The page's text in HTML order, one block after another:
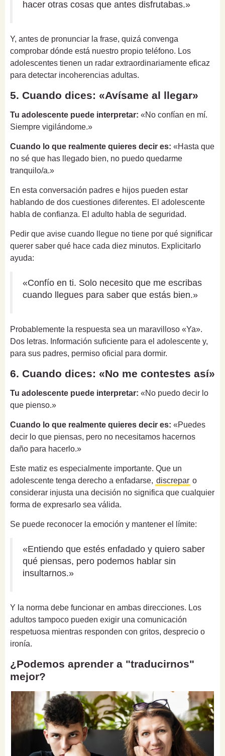
hacer otras cosas que antes disfrutabas.»
Y, antes de pronunciar la frase, quizá convenga
comprobar dónde está nuestro propio teléfono. Los
adolescentes tienen un radar extraordinariamente eficaz
para detectar incoherencias adultas.
5. Cuando dices: «Avísame al llegar»
Tu adolescente puede interpretar: «No confían en mí.
Siempre vigilándome.»
Cuando lo que realmente quieres decir es: «Hasta que
no sé que has llegado bien, no puedo quedarme
tranquilo/a.»
En esta conversación padres e hijos pueden estar
hablando de dos cuestiones diferentes. El adolescente
habla de confianza. El adulto habla de seguridad.
Pedir que avise cuando llegue no tiene por qué significar
querer saber qué hace cada diez minutos. Explicitarlo
ayuda:
«Confío en ti. Solo necesito que me escribas
cuando llegues para saber que estás bien.»
Probablemente la respuesta sea un maravilloso «Ya».
Dos letras. Información suficiente para el adolescente y,
para sus padres, permiso oficial para dormir.
6. Cuando dices: «No me contestes así»
Tu adolescente puede interpretar: «No puedo decir lo
que pienso.»
Cuando lo que realmente quieres decir es: «Puedes
decir lo que piensas, pero no necesitamos hacernos
daño para hacerlo.»
Este matiz es especialmente importante. Que un
adolescente tenga derecho a enfadarse, discrepar o
considerar injusta una decisión no significa que cualquier
forma de expresarlo sea válida.
Se puede reconocer la emoción y mantener el límite:
«Entiendo que estés enfadado y quiero saber
qué piensas, pero podemos hablar sin
insultarnos.»
Y la norma debe funcionar en ambas direcciones. Los
adultos tampoco pueden exigir una comunicación
respetuosa mientras responden con gritos, desprecio o
ironía.
¿Podemos aprender a "traducirnos"
mejor?